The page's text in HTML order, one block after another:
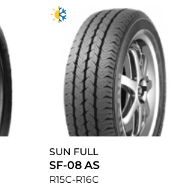
SUN FULL
SF-08 AS
R15C-R16C